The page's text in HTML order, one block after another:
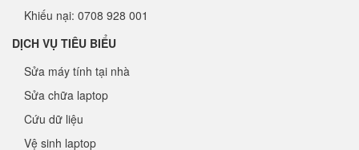
Khiếu nại: 0708 928 001
DỊCH VỤ TIÊU BIỂU
Sửa máy tính tại nhà
Sửa chữa laptop
Cứu dữ liệu
Vệ sinh laptop